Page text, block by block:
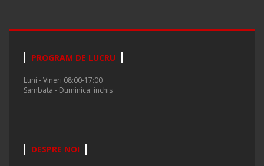
PROGRAM DE LUCRU
Luni - Vineri 08:00-17:00
Sambata - Duminica: inchis
DESPRE NOI